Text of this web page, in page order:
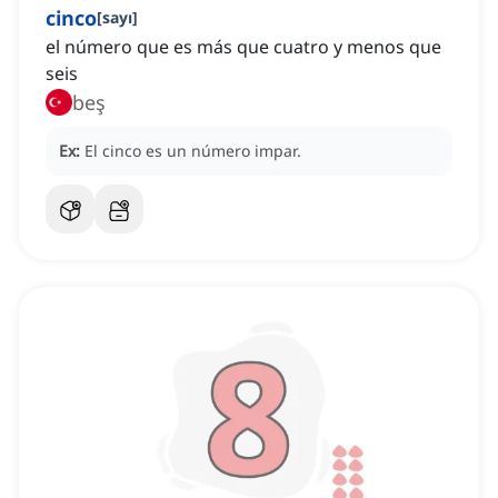
cinco[sayı]
el número que es más que cuatro y menos que
seis
beş
Ex: El cinco es un número impar.